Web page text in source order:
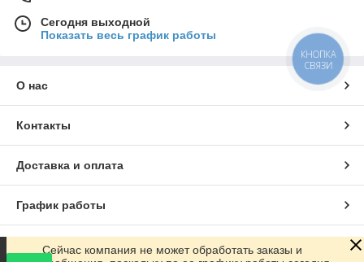
Сегодня выходной
Показать весь график работы
О нас
Контакты
Доставка и оплата
График работы
Полная версия сайта
Сейчас компания не может обработать заказы и
КНОПКА
СВЯЗИ